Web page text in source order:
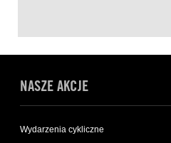
NASZE AKCJE
Wydarzenia cykliczne